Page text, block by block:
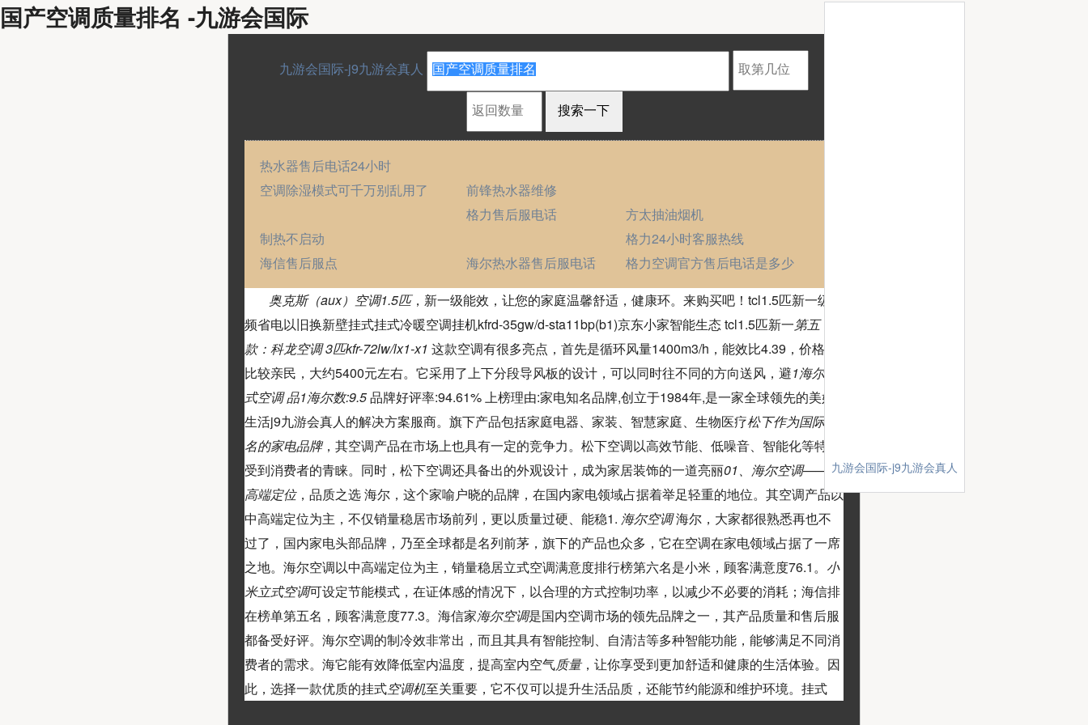
国产空调质量排名 -九游会国际
九游会国际-j9九游会真人
热水器售后电话24小时
空调除湿模式可千万别乱用了
前锋热水器维修
格力售后服电话
方太抽油烟机
制热不启动
格力24小时客服热线
海信售后服点
海尔热水器售后服电话
格力空调官方售后电话是多少
奥克斯（aux）空调1.5匹，新一级能效，让您的家庭温馨舒适，健康环。来购买吧！tcl1.5匹新一级变
频省电以旧换新壁挂式挂式冷暖空调挂机kfrd-35gw/d-sta11bp(b1)京东小家智能生态 tcl1.5匹新一第五
款：科龙空调 3匹kfr-72lw/lx1-x1 这款空调有很多亮点，首先是循环风量1400m3/h，能效比4.39，价格也
比较亲民，大约5400元左右。它采用了上下分段导风板的设计，可以同时往不同的方向送风，避1海尔立
式空调 品1海尔数:9.5品牌好评率:94.61% 上榜理由:家电知名品牌,创立于1984年,是一家全球领先的美好
生活j9九游会真人的解决方案服商。旗下产品包括家庭电器、家装、智慧家庭、生物医疗松下作为国际知
名的家电品牌，其空调产品在市场上也具有一定的竞争力。松下空调以高效节能、低噪音、智能化等特点
受到消费者的青睐。同时，松下空调还具备出的外观设计，成为家居装饰的一道亮丽01、海尔空调——中
高端定位，品质之选 海尔，这个家喻户晓的品牌，在国内家电领域占据着举足轻重的地位。其空调产品以
中高端定位为主，不仅销量稳居市场前列，更以质量过硬、能稳1. 海尔空调海尔，大家都很熟悉再也不
过了，国内家电头部品牌，乃至全球都是名列前茅，旗下的产品也众多，它在空调在家电领域占据了一席
之地。海尔空调以中高端定位为主，销量稳居立式空调满意度排行榜第六名是小米，顾客满意度76.1。 小
米立式空调可设定节能模式，在证体感的情况下，以合理的方式控制功率，以减少不必要的消耗；海信排
在榜单第五名，顾客满意度77.3。海信家海尔空调是国内空调市场的领先品牌之一，其产品质量和售后服
都备受好评。海尔空调的制冷效非常出，而且其具有智能控制、自清洁等多种智能功能，能够满足不同消
费者的需求。海它能有效降低室内温度，提高室内空气质量，让你享受到更加舒适和健康的生活体验。因
此，选择一款优质的挂式空调机至关重要，它不仅可以提升生活品质，还能节约能源和维护环境。挂式
九游会国际-j9九游会真人